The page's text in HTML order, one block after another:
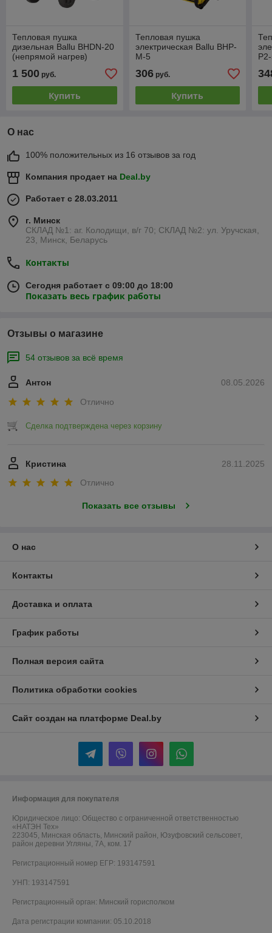
Тепловая пушка
дизельная Ballu BHDN-20
(непрямой нагрев)
1 500 руб.
Купить
Тепловая пушка
электрическая Ballu BHP-
M-5
306руб.
Купить
О нас
100% положительных из 16 отзывов за год
Компания продает на Deal.by
Работает с 28.03.2011
г. Минск
СКЛАД №1: аг. Колодищи, в/г 70; СКЛАД №2: ул. Уручская,
23, Минск, Беларусь
Контакты
Сегодня работает с 09:00 до 18:00
Показать весь график работы
Отзывы о магазине
54 отзывов за всё время
08.05.2026
Антон
Отлично
Сделка подтверждена через корзину
28.11.2025
Кристина
Отлично
Показать все отзывы
О нас
Контакты
Доставка и оплата
График работы
Полная версия сайта
Политика обработки cookies
Сайт создан на платформе Deal.by
Информация для покупателя
Юридическое лицо: Общество с ограниченной ответственностью
«НАТЭН Тех»
223045, Минская область, Минский район, Юзуфовский сельсовет,
район деревни Угляны, 7А, ком. 17
Регистрационный номер ЕГР: 193147591
УНП: 193147591
Регистрационный орган: Минский горисполком
Дата регистрации компании: 05.10.2018